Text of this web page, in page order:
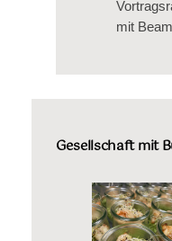
mit
Gesellschaft mit